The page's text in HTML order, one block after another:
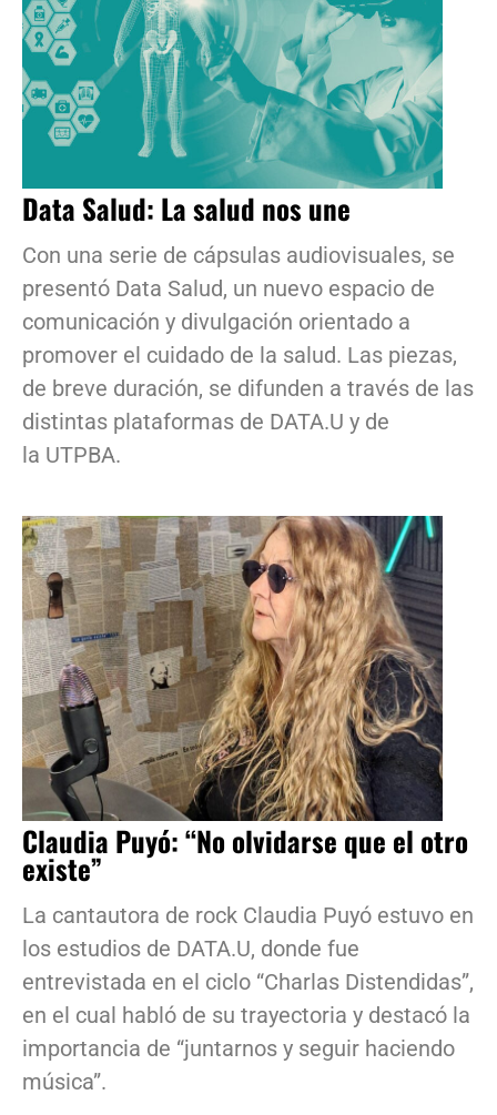
Data Salud: La salud nos une
Con una serie de cápsulas audiovisuales, se
presentó Data Salud, un nuevo espacio de
comunicación y divulgación orientado a
promover el cuidado de la salud. Las piezas,
de breve duración, se difunden a través de las
distintas plataformas de DATA.U y de
la UTPBA.
Claudia Puyó: “No olvidarse que el otro
existe”
La cantautora de rock Claudia Puyó estuvo en
los estudios de DATA.U, donde fue
entrevistada en el ciclo “Charlas Distendidas”,
en el cual habló de su trayectoria y destacó la
importancia de “juntarnos y seguir haciendo
música”.